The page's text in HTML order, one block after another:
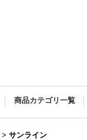
商品カテゴリ一覧
> サンライン